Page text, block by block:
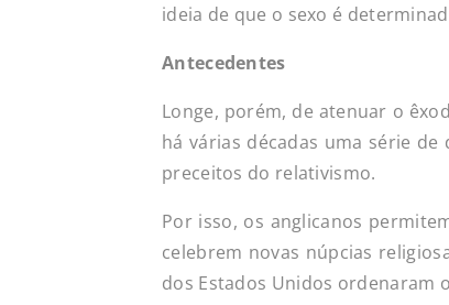
ideia de que o sexo é
Antecedentes
Longe, porém, de atenuar o
há várias décadas uma série
preceitos do relativismo.
Por isso, os anglicanos
celebrem novas núpcias
dos Estados Unidos ordenaram